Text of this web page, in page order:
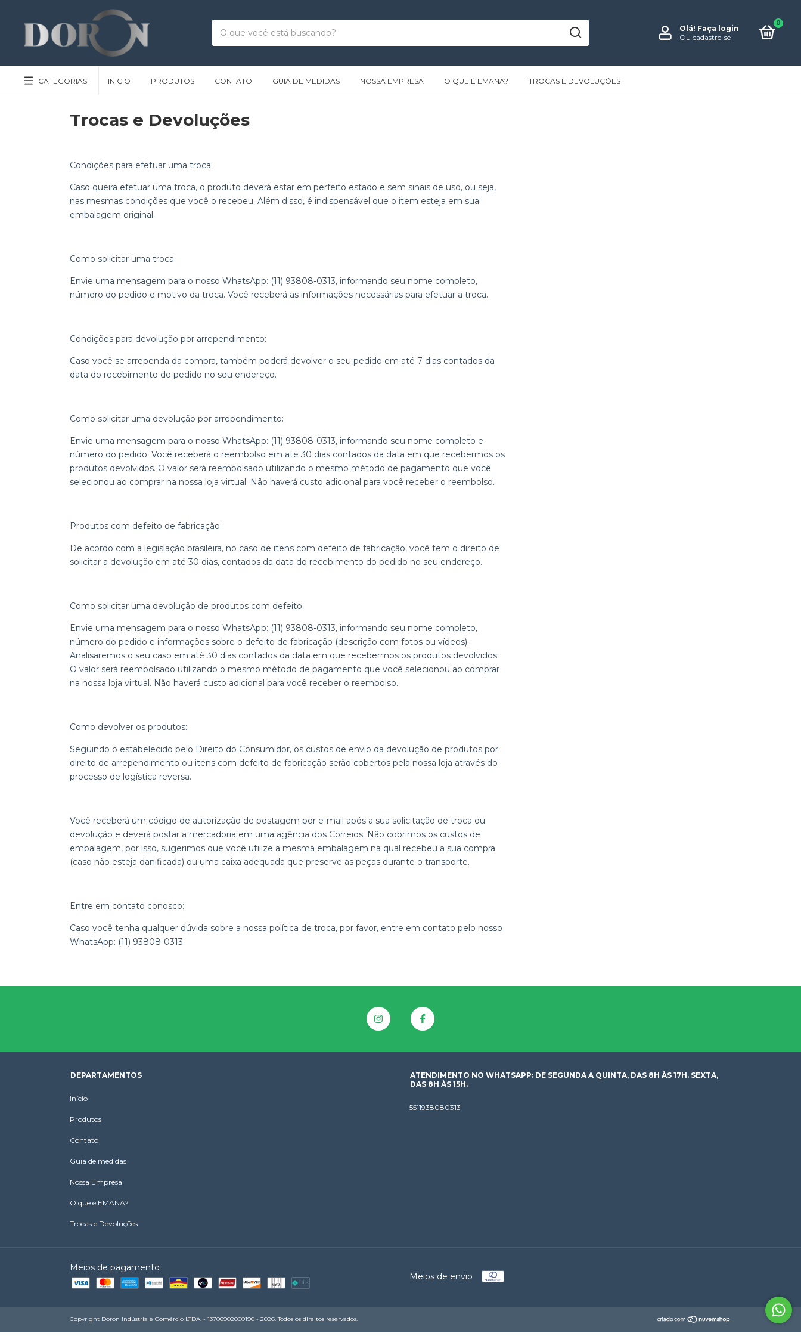
Olá! Faça login
Ou cadastre-se
0
CATEGORIAS INÍCIO PRODUTOS CONTATO GUIA DE MEDIDAS NOSSA EMPRESA O QUE É EMANA? TROCAS E DEVOLUÇÕES
Trocas e Devoluções
Condições para efetuar uma troca:
Caso queira efetuar uma troca, o produto deverá estar em perfeito estado e sem sinais de uso, ou seja,
nas mesmas condições que você o recebeu. Além disso, é indispensável que o item esteja em sua
embalagem original.
Como solicitar uma troca:
Envie uma mensagem para o nosso WhatsApp: (11) 93808-0313, informando seu nome completo,
número do pedido e motivo da troca. Você receberá as informações necessárias para efetuar a troca.
Condições para devolução por arrependimento:
Caso você se arrependa da compra, também poderá devolver o seu pedido em até 7 dias contados da
data do recebimento do pedido no seu endereço.
Como solicitar uma devolução por arrependimento:
Envie uma mensagem para o nosso WhatsApp: (11) 93808-0313, informando seu nome completo e
número do pedido. Você receberá o reembolso em até 30 dias contados da data em que recebermos os
produtos devolvidos. O valor será reembolsado utilizando o mesmo método de pagamento que você
selecionou ao comprar na nossa loja virtual. Não haverá custo adicional para você receber o reembolso.
Produtos com defeito de fabricação:
De acordo com a legislação brasileira, no caso de itens com defeito de fabricação, você tem o direito de
solicitar a devolução em até 30 dias, contados da data do recebimento do pedido no seu endereço.
Como solicitar uma devolução de produtos com defeito:
Envie uma mensagem para o nosso WhatsApp: (11) 93808-0313, informando seu nome completo,
número do pedido e informações sobre o defeito de fabricação (descrição com fotos ou vídeos).
Analisaremos o seu caso em até 30 dias contados da data em que recebermos os produtos devolvidos.
O valor será reembolsado utilizando o mesmo método de pagamento que você selecionou ao comprar
na nossa loja virtual. Não haverá custo adicional para você receber o reembolso.
Como devolver os produtos:
Seguindo o estabelecido pelo Direito do Consumidor, os custos de envio da devolução de produtos por
direito de arrependimento ou itens com defeito de fabricação serão cobertos pela nossa loja através do
processo de logística reversa.
Você receberá um código de autorização de postagem por e-mail após a sua solicitação de troca ou
devolução e deverá postar a mercadoria em uma agência dos Correios. Não cobrimos os custos de
embalagem, por isso, sugerimos que você utilize a mesma embalagem na qual recebeu a sua compra
(caso não esteja danificada) ou uma caixa adequada que preserve as peças durante o transporte.
Entre em contato conosco:
Caso você tenha qualquer dúvida sobre a nossa política de troca, por favor, entre em contato pelo nosso
WhatsApp: (11) 93808-0313.
DEPARTAMENTOS
Início
Produtos
Contato
Guia de medidas
Nossa Empresa
O que é EMANA?
Trocas e Devoluções
ATENDIMENTO NO WHATSAPP: DE SEGUNDA A QUINTA, DAS 8H ÀS 17H. SEXTA,
DAS 8H ÀS 15H.
5511938080313
Meios de pagamento
Meios de envio
Copyright Doron Indústria e Comércio LTDA. - 13706902000190 - 2026. Todos os direitos reservados.